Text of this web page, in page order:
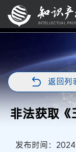
返回列
非法获取《
发布时间：